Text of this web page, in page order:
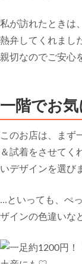
私が訪れたときは
熱弁してくれまし
親切なのでご安心
一階でお
このお店は、まず
＆試着をさせてく
いデザインを選び
…といっても、ぺ
ザインの色違いな